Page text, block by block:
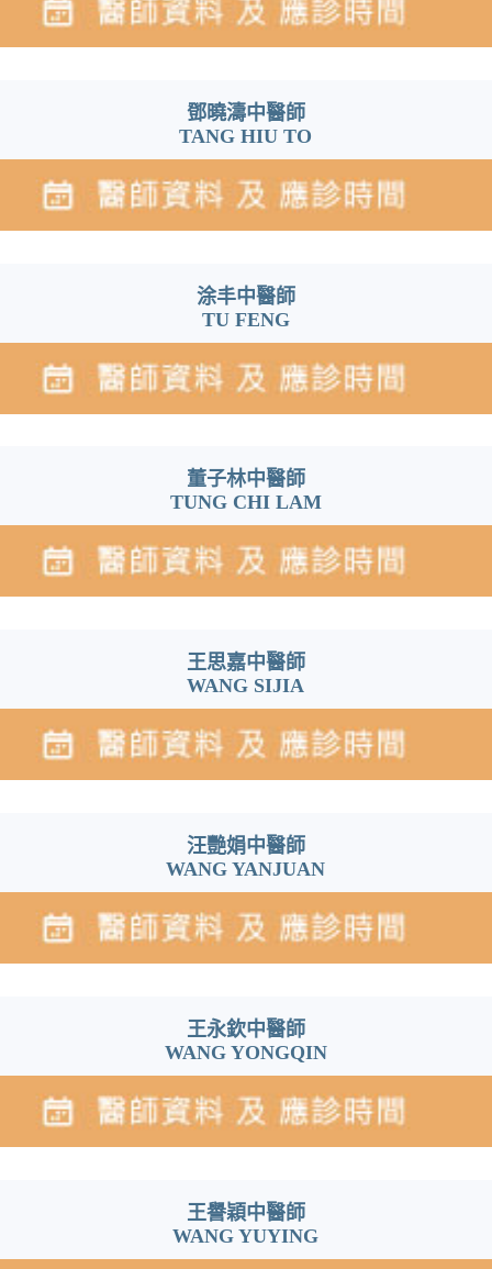
鄧曉濤中醫師
TANG HIU TO
涂丰中醫師
TU FENG
董子林中醫師
TUNG CHI LAM
王思嘉中醫師
WANG SIJIA
汪艷娟中醫師
WANG YANJUAN
王永欽中醫師
WANG YONGQIN
王譽穎中醫師
WANG YUYING